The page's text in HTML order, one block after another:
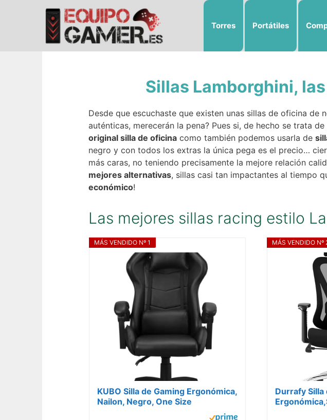
Torres Portátiles
Sillas Lamborghini,
Desde que escuchaste que existen unas sillas de oficina
auténticas, merecerán la pena? Pues si, de hecho se trata de
original silla de oficina como también podemos usarla de
negro y con todos los extras la única pega es el precio…
más caras, no teniendo precisamente la mejore relación
mejores alternativas, sillas casi tan impactantes al tiempo
económico!
Las mejores sillas racing estilo
MÁS VENDIDO Nº 1
KUBO Silla de Gaming Ergonómica,
Nailon, Negro, One Size
MÁS VENDIDO Nº
Durrafy Silla